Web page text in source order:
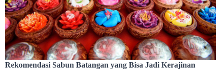
Rekomendasi Sabun Batangan yang Bisa Jadi Kerajinan